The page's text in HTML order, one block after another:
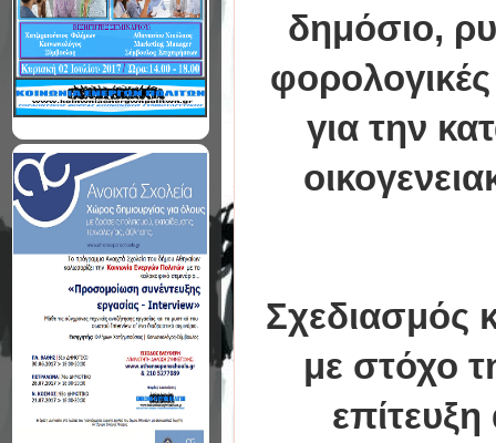
δημόσιο,
για την
Σχεδιασμός
με στόχο